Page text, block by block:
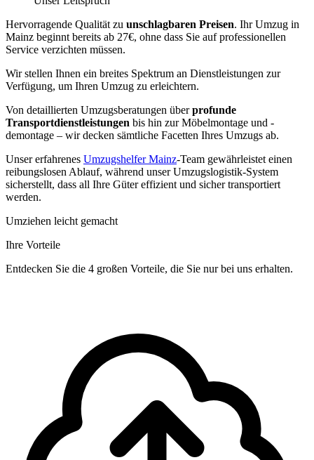
Hervorragende Qualität zu unschlagbaren Preisen. Ihr Umzug in
Mainz beginnt bereits ab 27€, ohne dass Sie auf professionellen
Service verzichten müssen.
Wir stellen Ihnen ein breites Spektrum an Dienstleistungen zur
Verfügung, um Ihren Umzug zu erleichtern.
Von detaillierten Umzugsberatungen überprofunde
Transportdienstleistungen bis hin zur Möbelmontage und -
demontage – wir decken sämtliche Facetten Ihres Umzugs ab.
Unser erfahrenes Umzugshelfer Mainz-Team gewährleistet einen
reibungslosen Ablauf, während unser Umzugslogistik-System
sicherstellt, dass all Ihre Güter effizient und sicher transportiert
werden.
Umziehen leicht gemacht
Ihre Vorteile
Entdecken Sie die 4 großen Vorteile, die Sie nur bei uns erhalten.